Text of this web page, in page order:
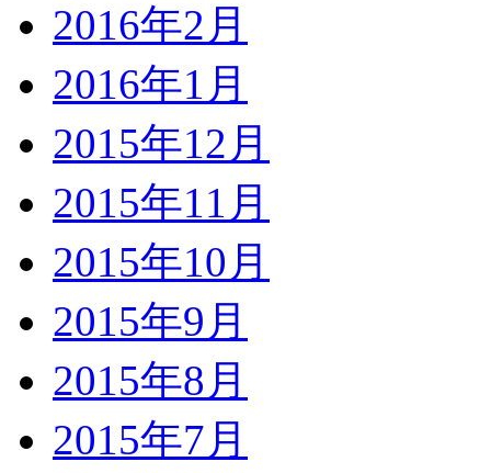
2016年2月
2016年1月
2015年12月
2015年11月
2015年10月
2015年9月
2015年8月
2015年7月